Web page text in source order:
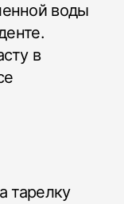
воды
в
тарелку